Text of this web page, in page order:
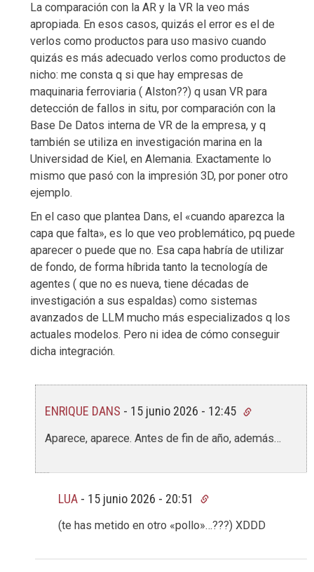
La comparación con la AR y la VR la veo más
apropiada. En esos casos, quizás el error es el de
verlos como productos para uso masivo cuando
quizás es más adecuado verlos como productos de
nicho: me consta q si que hay empresas de
maquinaria ferroviaria ( Alston??) q usan VR para
detección de fallos in situ, por comparación con la
Base De Datos interna de VR de la empresa, y q
también se utiliza en investigación marina en la
Universidad de Kiel, en Alemania. Exactamente lo
mismo que pasó con la impresión 3D, por poner otro
ejemplo.
En el caso que plantea Dans, el «cuando aparezca la
capa que falta», es lo que veo problemático, pq puede
aparecer o puede que no. Esa capa habría de utilizar
de fondo, de forma híbrida tanto la tecnología de
agentes ( que no es nueva, tiene décadas de
investigación a sus espaldas) como sistemas
avanzados de LLM mucho más especializados q los
actuales modelos. Pero ni idea de cómo conseguir
dicha integración.
ENRIQUE DANS - 15 junio 2026 - 12:45
Aparece, aparece. Antes de fin de año, además…
LUA - 15 junio 2026 - 20:51
(te has metido en otro «pollo»…???) XDDD